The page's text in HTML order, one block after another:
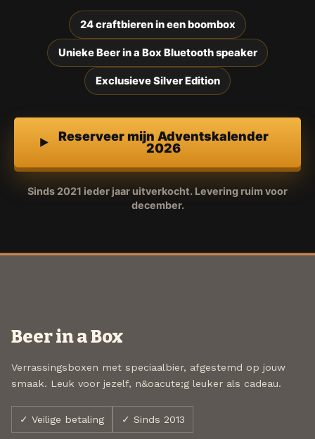
24 craftbieren in een boombox
Unieke Beer in a Box Bluetooth speaker
Exclusieve Silver Edition
Reserveer mijn Adventskalender
2026
Sinds 2021 ieder jaar uitverkocht. Levering ruim voor
december.
Beer in a Box
Verrassingsboxen met speciaalbier, afgestemd op jouw
smaak. Leuk voor jezelf, n&oacute;g leuker als cadeau.
✓ Veilige betaling ✓ Sinds 2013